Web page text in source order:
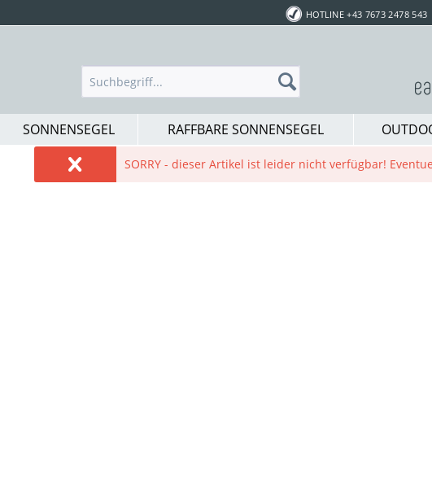
HOTLINE +43 7673 2478 543
SONNENSEGEL RAFFBARE SONNENSEGEL
SORRY - dieser Artikel ist leider nicht verfügbar!